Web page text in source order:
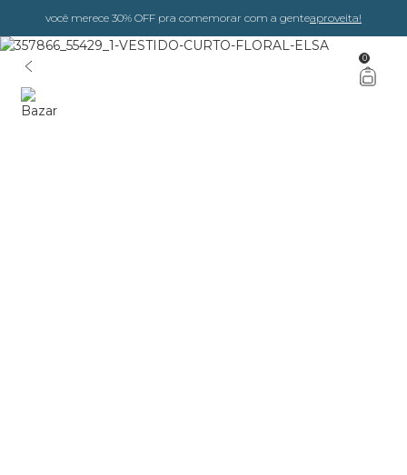
você merece 30% OFF pra comemorar com a genteaproveita!
0